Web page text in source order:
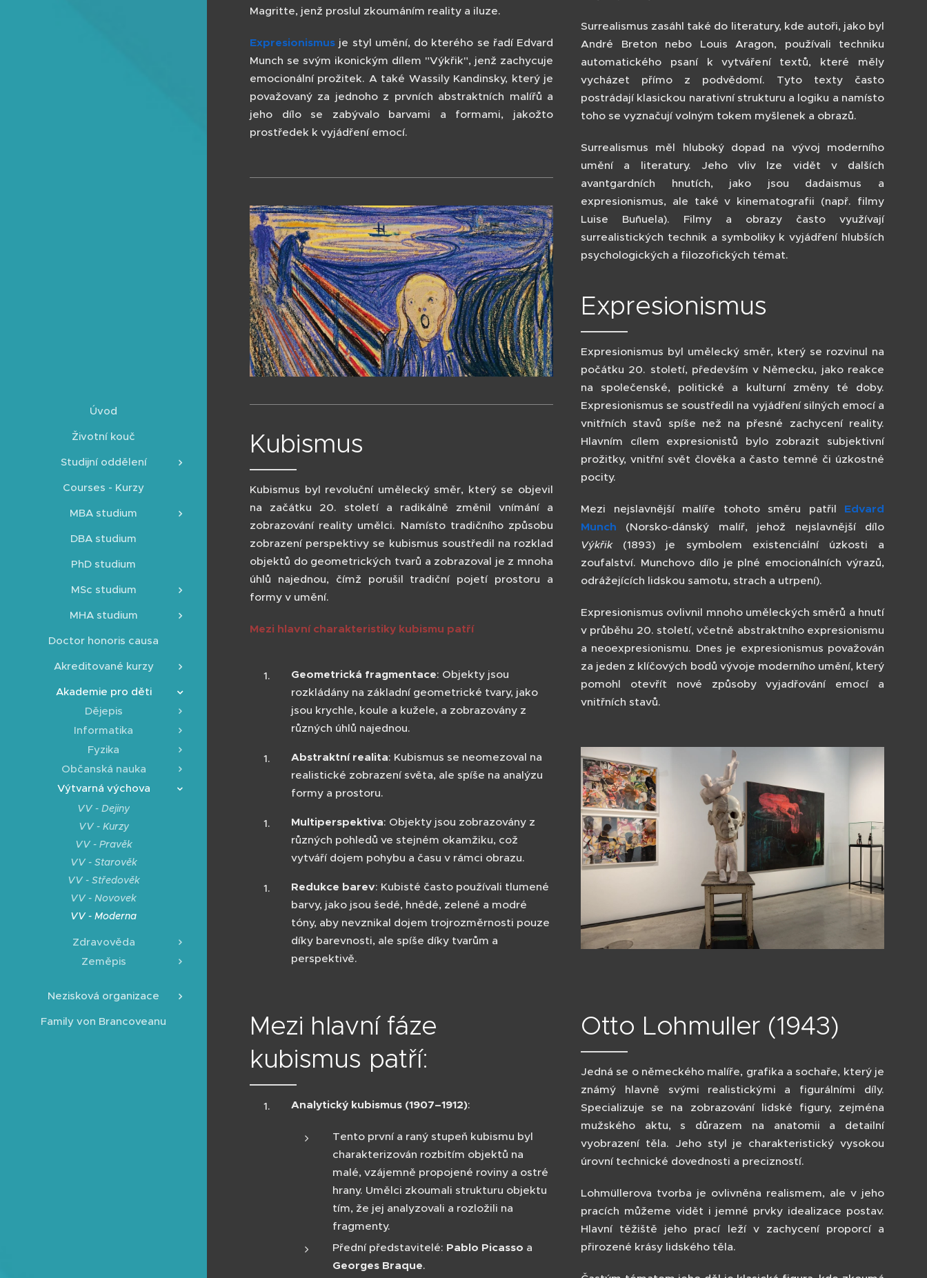
Úvod
Životní kouč
Studijní oddělení
Courses - Kurzy
MBA studium
DBA studium
PhD studium
MSc studium
MHA studium
Doctor honoris causa
Akreditované kurzy
Akademie pro děti
Dějepis
Informatika
Fyzika
Občanská nauka
Výtvarná výchova
VV - Dejiny
VV - Kurzy
VV - Pravěk
VV - Starověk
VV - Středověk
VV - Novovek
VV - Moderna
Zdravověda
Zeměpis
Nezisková organizace
Family von Brancoveanu
Magritte, jenž proslul zkoumáním reality a iluze.
Expresionismus je styl umění, do kterého se řadí Edvard
Munch se svým ikonickým dílem "Výkřik", jenž zachycuje
emocionální prožitek. A také Wassily Kandinsky, který je
považovaný za jednoho z prvních abstraktních malířů a
jeho dílo se zabývalo barvami a formami, jakožto
prostředek k vyjádření emocí.
Kubismus
Kubismus byl revoluční umělecký směr, který se objevil
na začátku 20. století a radikálně změnil vnímání a
zobrazování reality umělci. Namísto tradičního způsobu
zobrazení perspektivy se kubismus soustředil na rozklad
objektů do geometrických tvarů a zobrazoval je z mnoha
úhlů najednou, čímž porušil tradiční pojetí prostoru a
formy v umění.
Mezi hlavní charakteristiky kubismu patří
Geometrická fragmentace: Objekty jsou
rozkládány na základní geometrické tvary, jako
jsou krychle, koule a kužele, a zobrazovány z
různých úhlů najednou.
Abstraktní realita: Kubismus se neomezoval na
realistické zobrazení světa, ale spíše na analýzu
formy a prostoru.
Multiperspektiva: Objekty jsou zobrazovány z
různých pohledů ve stejném okamžiku, což
vytváří dojem pohybu a času v rámci obrazu.
Redukce barev: Kubisté často používali tlumené
barvy, jako jsou šedé, hnědé, zelené a modré
tóny, aby nevznikal dojem trojrozměrnosti pouze
díky barevnosti, ale spíše díky tvarům a
perspektivě.
Surrealismus zasáhl také do literatury, kde autoři, jako byl
André Breton nebo Louis Aragon, používali techniku
automatického psaní k vytváření textů, které měly
vycházet přímo z podvědomí. Tyto texty často
postrádají klasickou narativní strukturu a logiku a namísto
toho se vyznačují volným tokem myšlenek a obrazů.
Surrealismus měl hluboký dopad na vývoj moderního
umění a literatury. Jeho vliv lze vidět v dalších
avantgardních hnutích, jako jsou dadaismus a
expresionismus, ale také v kinematografii (např. filmy
Luise Buñuela). Filmy a obrazy často využívají
surrealistických technik a symboliky k vyjádření hlubších
psychologických a filozofických témat.
Expresionismus
Expresionismus byl umělecký směr, který se rozvinul na
počátku 20. století, především v Německu, jako reakce
na společenské, politické a kulturní změny té doby.
Expresionismus se soustředil na vyjádření silných emocí a
vnitřních stavů spíše než na přesné zachycení reality.
Hlavním cílem expresionistů bylo zobrazit subjektivní
prožitky, vnitřní svět člověka a často temné či úzkostné
pocity.
Mezi nejslavnější malíře tohoto směru patřil Edvard
Munch (Norsko-dánský malíř, jehož nejslavnější dílo
Výkřik(1893) je symbolem existenciální úzkosti a
zoufalství. Munchovo dílo je plné emocionálních výrazů,
odrážejících lidskou samotu, strach a utrpení).
Expresionismus ovlivnil mnoho uměleckých směrů a hnutí
v průběhu 20. století, včetně abstraktního expresionismu
a neoexpresionismu. Dnes je expresionismus považován
za jeden z klíčových bodů vývoje moderního umění, který
pomohl otevřít nové způsoby vyjadřování emocí a
vnitřních stavů.
Mezi hlavní fáze
kubismus patří:
Analytický kubismus (1907–1912):
Tento první a raný stupeň kubismu byl
charakterizován rozbitím objektů na
malé, vzájemně propojené roviny a ostré
hrany. Umělci zkoumali strukturu objektu
tím, že jej analyzovali a rozložili na
fragmenty.
Přední představitelé: Pablo Picasso a
Georges Braque.
Otto Lohmuller (1943)
Jedná se o německého malíře, grafika a sochaře, který je
známý hlavně svými realistickými a figurálními díly.
Specializuje se na zobrazování lidské figury, zejména
mužského aktu, s důrazem na anatomii a detailní
vyobrazení těla. Jeho styl je charakteristický vysokou
úrovní technické dovednosti a precizností.
Lohmüllerova tvorba je ovlivněna realismem, ale v jeho
pracích můžeme vidět i jemné prvky idealizace postav.
Hlavní těžiště jeho prací leží v zachycení proporcí a
přirozené krásy lidského těla.